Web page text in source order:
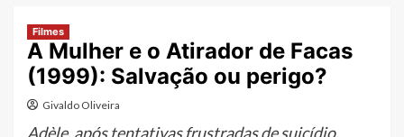
Filmes
A Mulher e o Atirador de Facas
(1999): Salvação ou perigo?
Givaldo Oliveira
Adèle, após tentativas frustradas de suicídio,